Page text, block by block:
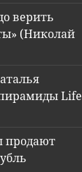
верить
(Николай
Life
продают